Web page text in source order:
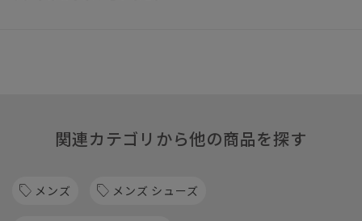
関連カテゴリから他の商品を探す
メンズ メンズ シューズ